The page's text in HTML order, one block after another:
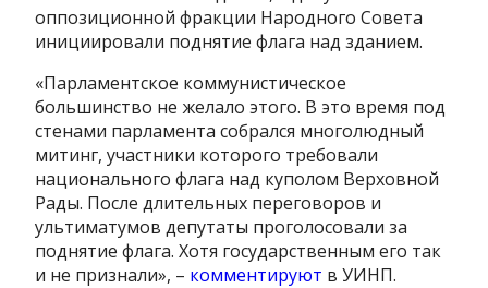
оппозиционной фракции Народного Совета
инициировали поднятие флага над зданием.
«Парламентское коммунистическое
большинство не желало этого. В это время под
стенами парламента собрался многолюдный
митинг, участники которого требовали
национального флага над куполом Верховной
Рады. После длительных переговоров и
ультиматумов депутаты проголосовали за
поднятие флага. Хотя государственным его так
и не признали», – комментируют в УИНП.